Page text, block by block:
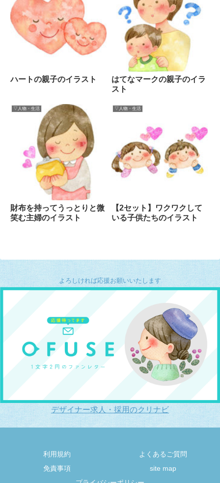
ハートの親子のイラスト
はてなマークの親子のイラ
スト
▽人物・生活
財布を持ってうっとりと微
笑む主婦のイラスト
▽人物・生活
【2セット】ワクワクして
いる子供たちのイラスト
よろしければ応援お願いいたします
デザイナー求人・採用のクリナビ
利用規約
よくあるご質問
免責事項
site map